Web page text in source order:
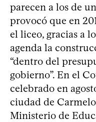
parecen a los de
provocó que en
el liceo, gracias a
agenda la
“dentro del
gobierno”. En el
celebrado en
ciudad de
Ministerio de